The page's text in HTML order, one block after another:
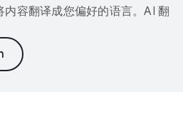
容翻译成您偏好的语言。AI 翻